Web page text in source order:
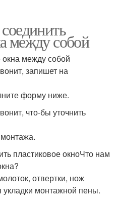
между собой
окна между собой
запишет на
форму ниже.
что-бы уточнить
пластиковое окноЧто нам
отвертки, нож
укладки монтажной пены.